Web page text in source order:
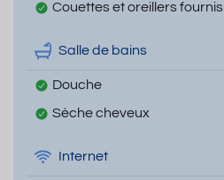
Couettes et oreillers fournis
Salle de bains
Douche
Sèche cheveux
Internet